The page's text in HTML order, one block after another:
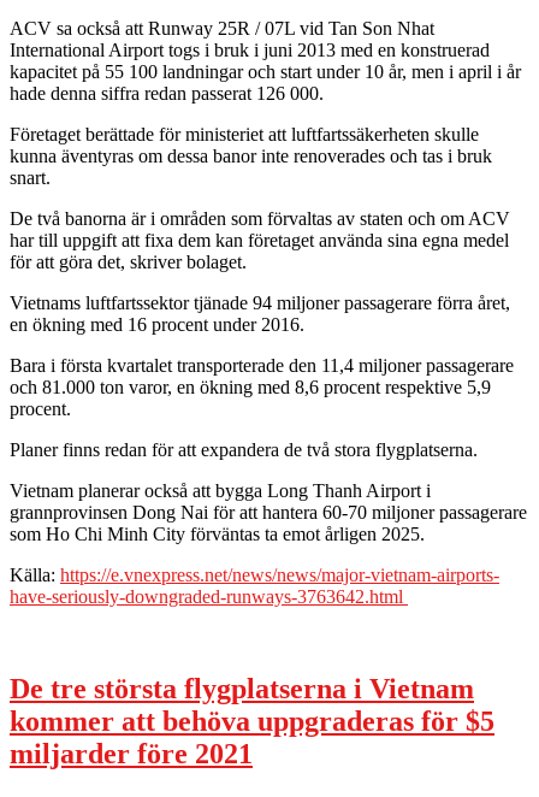
ACV sa också att Runway 25R / 07L vid Tan Son Nhat
International Airport togs i bruk i juni 2013 med en konstruerad
kapacitet på 55 100 landningar och start under 10 år, men i april i år
hade denna siffra redan passerat 126 000.
Företaget berättade för ministeriet att luftfartssäkerheten skulle
kunna äventyras om dessa banor inte renoverades och tas i bruk
snart.
De två banorna är i områden som förvaltas av staten och om ACV
har till uppgift att fixa dem kan företaget använda sina egna medel
för att göra det, skriver bolaget.
Vietnams luftfartssektor tjänade 94 miljoner passagerare förra året,
en ökning med 16 procent under 2016.
Bara i första kvartalet transporterade den 11,4 miljoner passagerare
och 81.000 ton varor, en ökning med 8,6 procent respektive 5,9
procent.
Planer finns redan för att expandera de två stora flygplatserna.
Vietnam planerar också att bygga Long Thanh Airport i
grannprovinsen Dong Nai för att hantera 60-70 miljoner passagerare
som Ho Chi Minh City förväntas ta emot årligen 2025.
Källa: https://e.vnexpress.net/news/news/major-vietnam-airports-
have-seriously-downgraded-runways-3763642.html
De tre största flygplatserna i Vietnam
kommer att behöva uppgraderas för $5
miljarder före 2021